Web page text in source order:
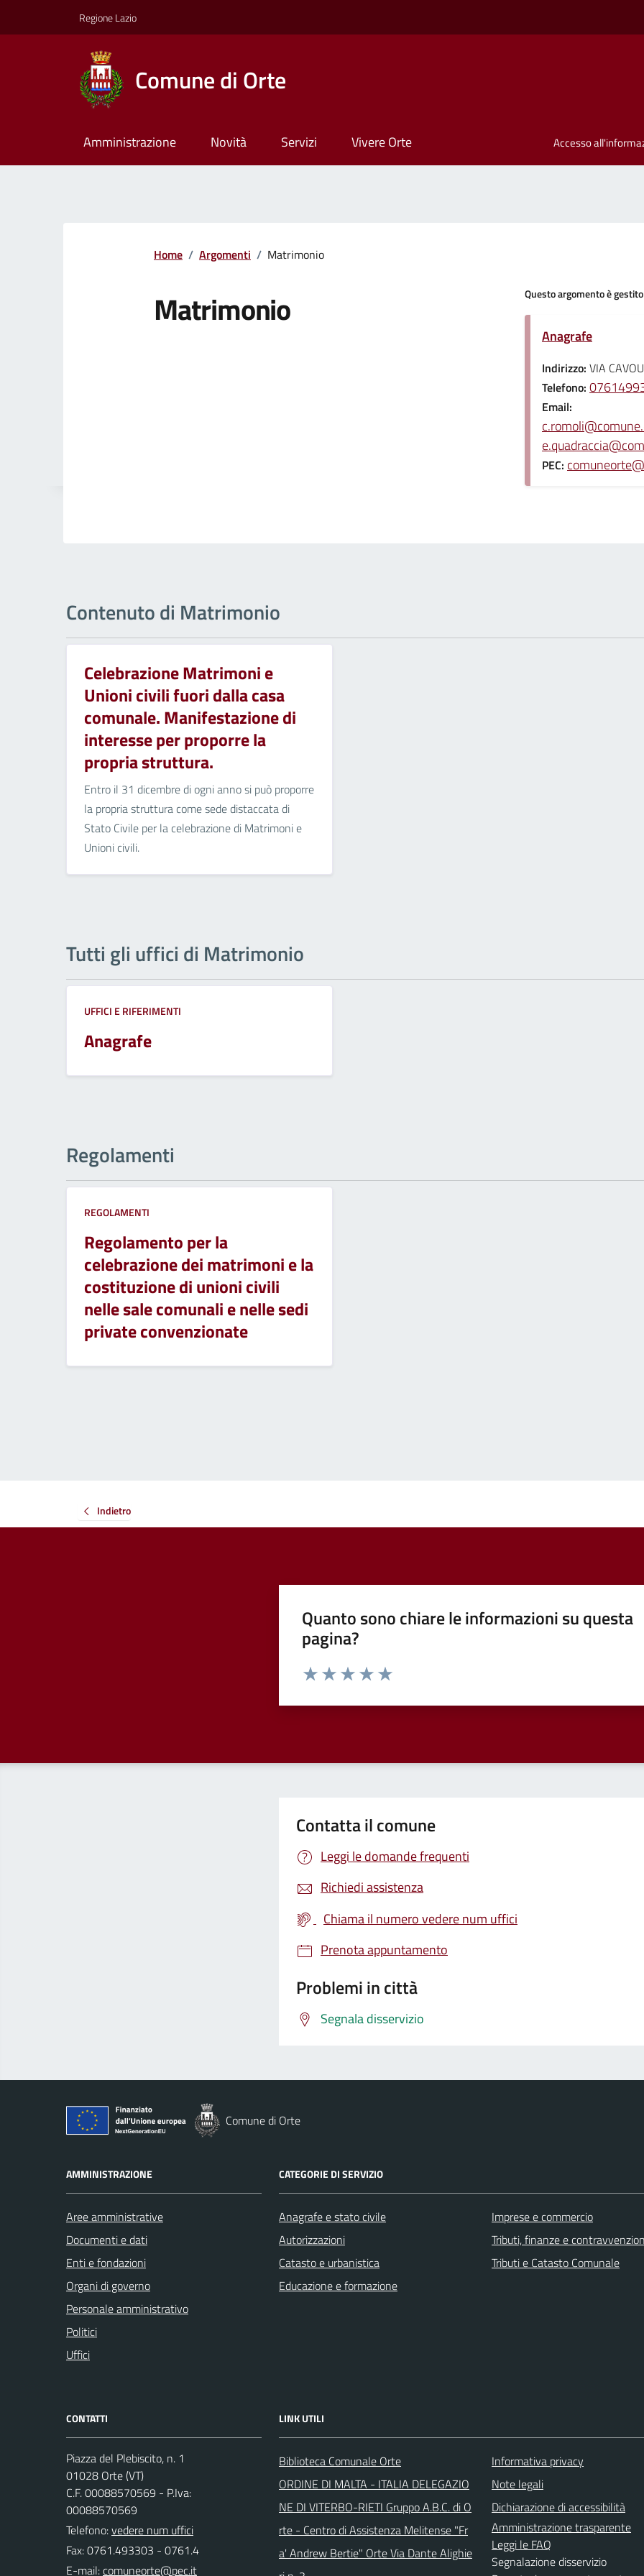
Regione Lazio
Comune di Orte
Amministrazione Novità Servizi Vivere Orte Accesso
Home / Argomenti / Matrimonio
Matrimonio Questo argomento è
Anagrafe
Indirizzo: VIA
Telefono:
Email:
PEC:
Contenuto di Matrimonio
Celebrazione Matrimoni e
Unioni civili fuori dalla casa
comunale. Manifestazione di
interesse per proporre la
propria struttura.
Entro il 31 dicembre di ogni anno si può proporre
la propria struttura come sede distaccata di
Stato Civile per la celebrazione di Matrimoni e
Unioni civili.
Tutti gli uffici di Matrimonio
UFFICI E RIFERIMENTI
Anagrafe
Regolamenti
REGOLAMENTI
Regolamento per la
celebrazione dei matrimoni e la
costituzione di unioni civili
nelle sale comunali e nelle sedi
private convenzionate
Indietro
Quanto sono chiare le informazioni su questa
pagina?
Valuta da 1 a 5 stelle la pagina
Contatta il comune
Leggi le domande frequenti
Richiedi assistenza
Chiama il numero vedere num uffici
Prenota appuntamento
Problemi in città
Segnala disservizio
Comune di Orte
AMMINISTRAZIONE
Aree amministrative
Documenti e dati
Enti e fondazioni
Organi di governo
Personale amministrativo
Politici
Uffici
CATEGORIE DI SERVIZIO
Anagrafe e stato civile
Autorizzazioni
Catasto e urbanistica
Educazione e formazione
Imprese e commercio
Tributi, finanze e
Tributi e Catasto Comunale
CONTATTI
Piazza del Plebiscito, n. 1
01028 Orte (VT)
C.F. 00088570569 - P.Iva:
00088570569
Telefono:vedere num uffici
Fax: 0761.493303 - 0761.4
E-mail:
LINK UTILI
Biblioteca Comunale Orte
ORDINE DI MALTA - ITALIA DELEGAZIO
NE DI VITERBO-RIETI Gruppo A.B.C. di O
rte - Centro di Assistenza Melitense "Fr
a' Andrew Bertie" Orte Via Dante Alighie
Informativa privacy
Note legali
Dichiarazione di accessibilità
Amministrazione trasparente
Leggi le FAQ
Segnalazione disservizio